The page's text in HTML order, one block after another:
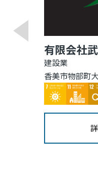
有限会社
建設業
香美市物部町
ImageImage